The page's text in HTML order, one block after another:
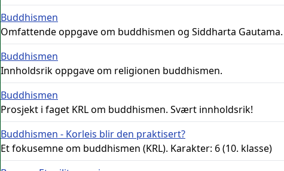
Buddhismen
Omfattende oppgave om buddhismen og Siddharta Gautama.
Buddhismen
Innholdsrik oppgave om religionen buddhismen.
Buddhismen
Prosjekt i faget KRL om buddhismen. Svært innholdsrik!
Buddhismen - Korleis blir den praktisert?
Et fokusemne om buddhismen (KRL). Karakter: 6 (10. klasse)